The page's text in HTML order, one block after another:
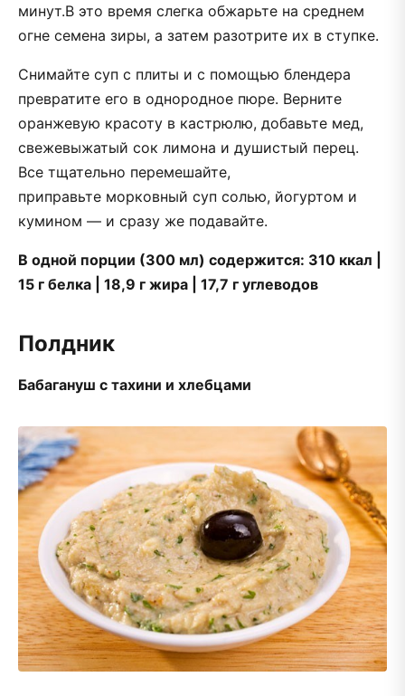
минут.В это время слегка обжарьте на среднем
огне семена зиры, а затем разотрите их в ступке.
Снимайте суп с плиты и с помощью блендера
превратите его в однородное пюре. Верните
оранжевую красоту в кастрюлю, добавьте мед,
свежевыжатый сок лимона и душистый перец.
Все тщательно перемешайте,
приправьте морковный суп солью, йогуртом и
кумином — и сразу же подавайте.
В одной порции (300 мл) содержится: 310 ккал |
15 г белка | 18,9 г жира | 17,7 г углеводов
Полдник
Бабагануш с тахини и хлебцами